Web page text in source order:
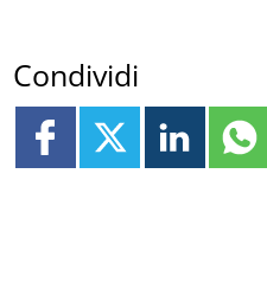
Condividi